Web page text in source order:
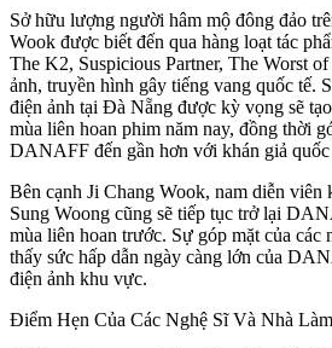
Sở hữu lượng người hâm mộ đông đảo
Wook được biết đến qua hàng loạt tác
The K2, Suspicious Partner, The Worst
ảnh, truyền hình gây tiếng vang quốc tế.
điện ảnh tại Đà Nẵng được kỳ vọng sẽ
mùa liên hoan phim năm nay, đồng thời
DANAFF đến gần hơn với khán giả quốc
Bên cạnh Ji Chang Wook, nam diễn
Sung Woong cũng sẽ tiếp tục trở lại
mùa liên hoan trước. Sự góp mặt của các
thấy sức hấp dẫn ngày càng lớn của
điện ảnh khu vực.
Điểm Hẹn Của Các Nghệ Sĩ Và Nhà